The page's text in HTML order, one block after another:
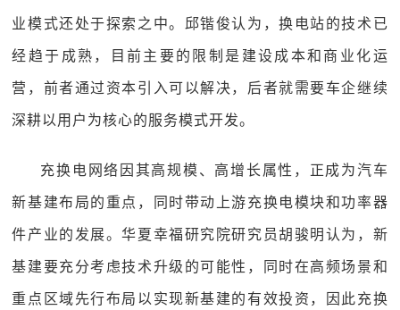
业模式还处于探索之中。邱锴俊认为，换电站的技术已
经趋于成熟，目前主要的限制是建设成本和商业化运
营，前者通过资本引入可以解决，后者就需要车企继续
深耕以用户为核心的服务模式开发。
充换电网络因其高规模、高增长属性，正成为汽车
新基建布局的重点，同时带动上游充换电模块和功率器
件产业的发展。华夏幸福研究院研究员胡骏明认为，新
基建要充分考虑技术升级的可能性，同时在高频场景和
重点区域先行布局以实现新基建的有效投资，因此充换